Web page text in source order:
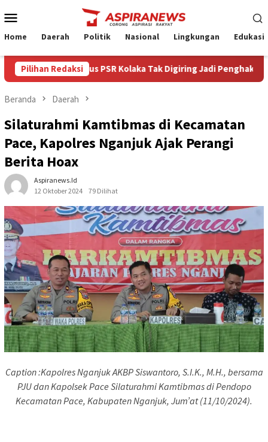
ke
Mobile
Home Daerah Politik Nasional Lingkungan Edukasi
Pilihan Redaksi
Minta Kasus PSR Kolaka Tak Digiring Jadi Penghakiman
Beranda Daerah
Silaturahmi Kamtibmas di Kecamatan
Pace, Kapolres Nganjuk Ajak Perangi
Berita Hoax
Aspiranews.id
12 Oktober 2024
79 Dilihat
Caption :Kapolres Nganjuk AKBP Siswantoro, S.I.K., M.H., bersama
PJU dan Kapolsek Pace Silaturahmi Kamtibmas di Pendopo
Kecamatan Pace, Kabupaten Nganjuk, Jum’at (11/10/2024).